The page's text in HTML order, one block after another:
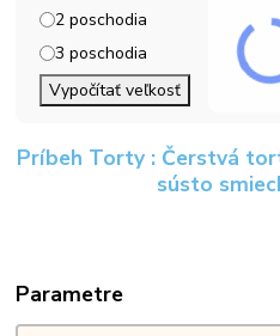
2 poschodia
3 poschodia
Vypočítať veľkosť
Príbeh Torty : Čerstvá
sústo
Parametre